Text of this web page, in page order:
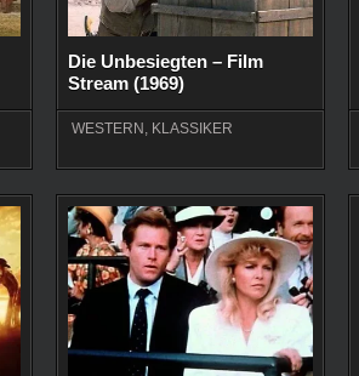
Die Unbesiegten – Film
Stream (1969)
WESTERN KLASSIKER